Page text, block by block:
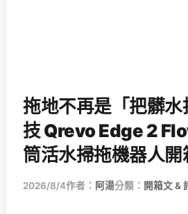
拖地不再是「把髒
技 Qrevo Edge 2
筒活水掃拖機器人開
2026/8/4作者： 阿湯分類： 開箱文 &